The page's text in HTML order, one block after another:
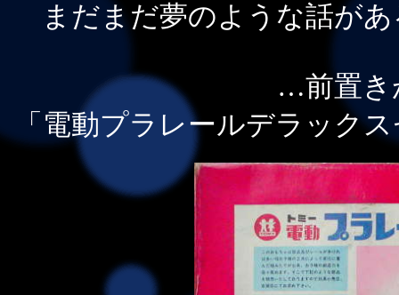
まだまだ夢のような話が
…前置き
「電動プラレールデラック